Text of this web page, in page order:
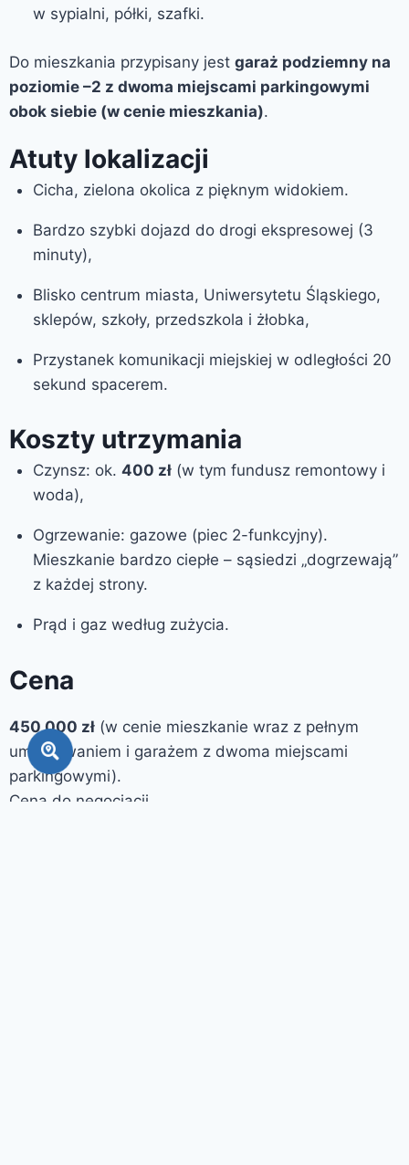
w sypialni, półki, szafki.
Do mieszkania przypisany jest garaż podziemny na
poziomie –2 z dwoma miejscami parkingowymi
obok siebie (w cenie mieszkania).
Atuty lokalizacji
Cicha, zielona okolica z pięknym widokiem.
Bardzo szybki dojazd do drogi ekspresowej (3
minuty),
Blisko centrum miasta, Uniwersytetu Śląskiego,
sklepów, szkoły, przedszkola i żłobka,
Przystanek komunikacji miejskiej w odległości 20
sekund spacerem.
Koszty utrzymania
Czynsz: ok. 400 zł(w tym fundusz remontowy i
woda),
Ogrzewanie: gazowe (piec 2-funkcyjny).
Mieszkanie bardzo ciepłe – sąsiedzi „dogrzewają”
z każdej strony.
Prąd i gaz według zużycia.
Cena
450 000 zł (w cenie mieszkanie wraz z pełnym
umeblowaniem i garażem z dwoma miejscami
parkingowymi).
Cena do negocjacji.